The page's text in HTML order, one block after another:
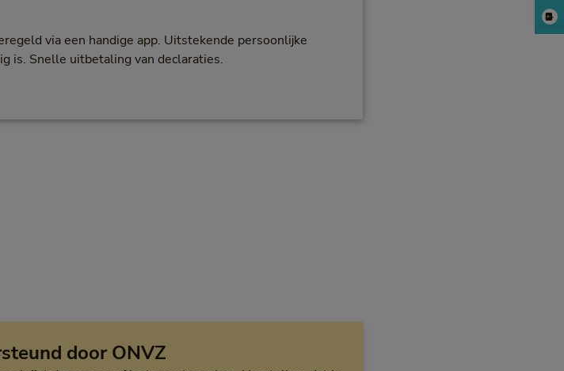
via een handige app. Uitstekende persoonlijke
is. Snelle uitbetaling van declaraties.
door ONVZ